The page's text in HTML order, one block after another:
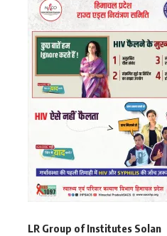
LR Group of Institutes Solan